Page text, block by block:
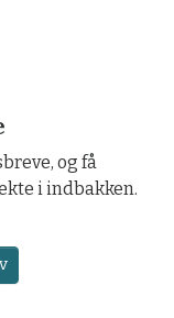
og få
i indbakken.